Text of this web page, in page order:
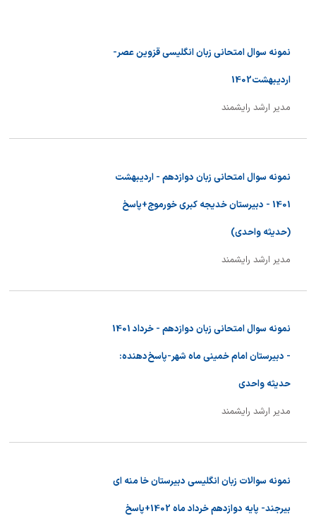
نمونه سوال امتحانی زبان انگلیسی قزوین عصر-
اردیبهشت1402
مدیر ارشد رایشمند
نمونه سوال امتحانی زبان دوازدهم - اردیبهشت
1401 - دبیرستان خدیجه کبری خورموج+پاسخ
(حدیثه واحدی)
مدیر ارشد رایشمند
نمونه سوال امتحانی زبان دوازدهم - خرداد 1401
- دبیرستان امام خمینی ماه شهر-پاسخ‌دهنده:
حدیثه واحدی
مدیر ارشد رایشمند
نمونه سوالات زبان انگلیسی دبیرستان خا منه ای
بیرجند- پایه دوازدهم خرداد ماه 1402+پاسخ